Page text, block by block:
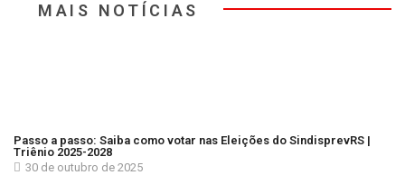
MAIS NOTÍCIAS
Passo a passo: Saiba como votar nas Eleições do SindisprevRS |
Triênio 2025-2028
30 de outubro de 2025